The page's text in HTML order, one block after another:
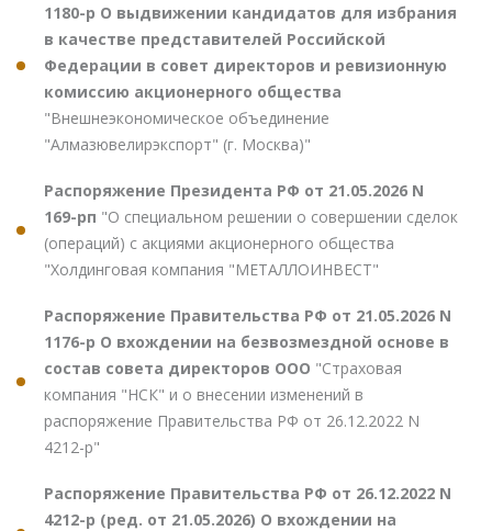
1180-р О выдвижении кандидатов для избрания
в качестве представителей Российской
Федерации в совет директоров и ревизионную
комиссию акционерного общества
"Внешнеэкономическое объединение
"Алмазювелирэкспорт" (г. Москва)"
Распоряжение Президента РФ от 21.05.2026 N
169-рп "О специальном решении о совершении сделок
(операций) с акциями акционерного общества
"Холдинговая компания "МЕТАЛЛОИНВЕСТ"
Распоряжение Правительства РФ от 21.05.2026 N
1176-р О вхождении на безвозмездной основе в
состав совета директоров ООО "Страховая
компания "НСК" и о внесении изменений в
распоряжение Правительства РФ от 26.12.2022 N
4212-р"
Распоряжение Правительства РФ от 26.12.2022 N
4212-р (ред. от 21.05.2026) О вхождении на